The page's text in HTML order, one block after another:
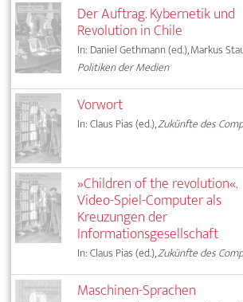
Der Auftrag. Kybernetik und
Revolution in Chile
In: Daniel Gethmann (ed.), Markus
Politiken der Medien
Vorwort
In: Claus Pias (ed.),Zukünfte des
»Children of the revolution«.
Video-Spiel-Computer als
Kreuzungen der
Informationsgesellschaft
In: Claus Pias (ed.),Zukünfte des
Maschinen-Sprachen